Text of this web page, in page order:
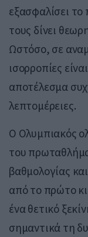
εξασφαλίσει το
τους δίνει
Ωστόσο, σε
ισορροπίες
αποτέλεσμα
λεπτομέρειες.
Ο Ολυμπιακός
του
βαθμολογίας
από το πρώτο
ένα θετικό
σημαντικά τη